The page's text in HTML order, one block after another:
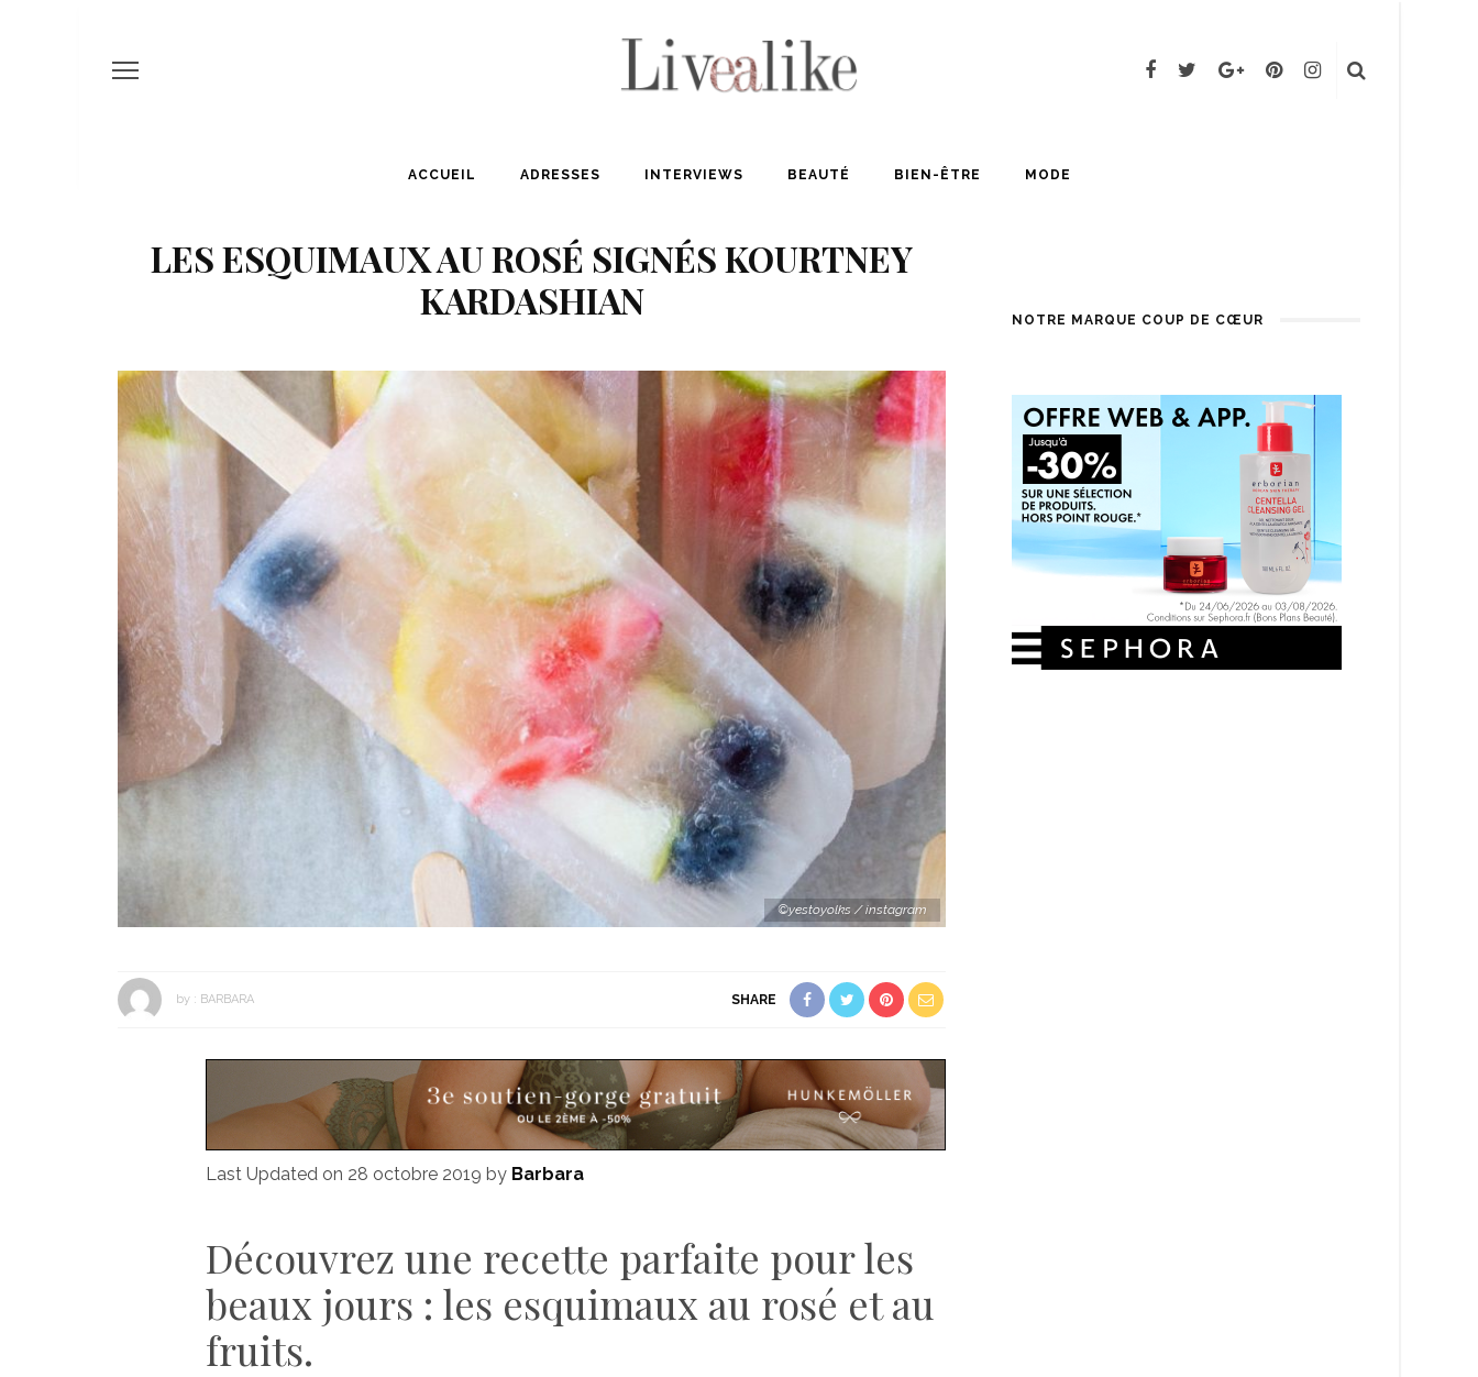
ACCUEIL ADRESSES INTERVIEWS BEAUTÉ BIEN-ÊTRE MODE
LES ESQUIMAUX AU ROSÉ SIGNÉS KOURTNEY
KARDASHIAN
©yestoyolks / instagram
by : BARBARA SHARE
Last Updated on 28 octobre 2019 by Barbara
Découvrez une recette parfaite pour les
beaux jours : les esquimaux au rosé et au
fruits.
NOTRE MARQUE COUP DE CŒUR